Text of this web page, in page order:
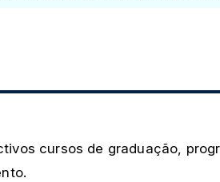
cursos de graduação,